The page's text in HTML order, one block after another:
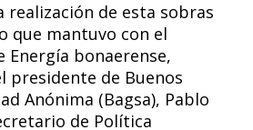
realización de esta sobras
que mantuvo con el
Energía bonaerense,
presidente de Buenos
Anónima (Bagsa), Pablo
de Política